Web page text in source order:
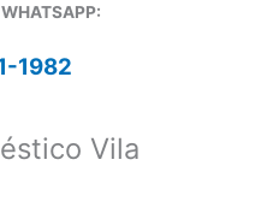
1982
Vila